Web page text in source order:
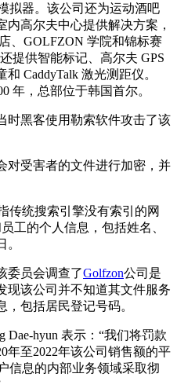
拟器。该公司还为运动酒吧
高尔夫中心提供解决方案，
、GOLFZON 学院和锦标赛
提供智能标记、高尔夫 GPS
CaddyTalk 激光测距仪。
年，总部位于韩国首尔。
时黑客使用勒索软件攻击了该
对受害者的文件进行加密，并
传统搜索引擎没有索引的网
工的个人信息，包括姓名、
委员会调查了Golfzon公司是
现该公司并不知道其文件服务
包括居民登记号码。
Dae-hyun 表示：“我们将罚款
年至2022年该公司销售额的平
信息的内部业务领域采取彻